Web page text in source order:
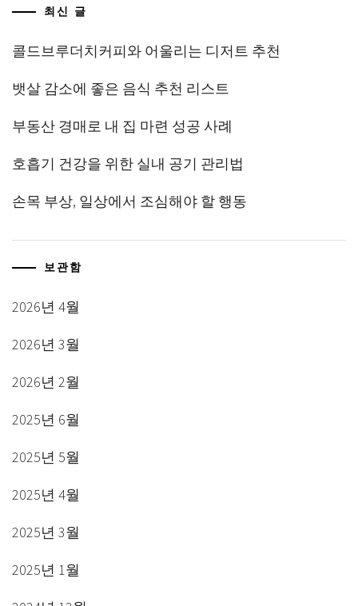
최신 글
콜드브루더치커피와 어울리는 디저트 추천
뱃살 감소에 좋은 음식 추천 리스트
부동산 경매로 내 집 마련 성공 사례
호흡기 건강을 위한 실내 공기 관리법
손목 부상, 일상에서 조심해야 할 행동
보관함
2026년 4월
2026년 3월
2026년 2월
2025년 6월
2025년 5월
2025년 4월
2025년 3월
2025년 1월